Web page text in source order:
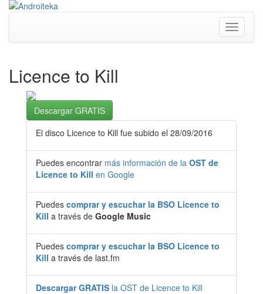
Toggle
Licence to Kill
Descargar GRATIS
El disco Licence to Kill fue subido el 28/09/2016
Puedes encontrar más información de la OST de
Licence to Kill en Google
Puedes comprar y escuchar la BSO Licence to
Kill a través de Google Music
Puedes comprar y escuchar la BSO Licence to
Kill a través de last.fm
Descargar GRATIS la OST de Licence to Kill